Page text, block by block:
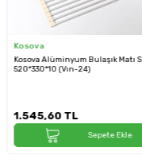
Kosova
Kosova Alüminyum Bulaşık Matı
520*330*10 (Vın-24)
1.545,60TL
Sepete Ekle